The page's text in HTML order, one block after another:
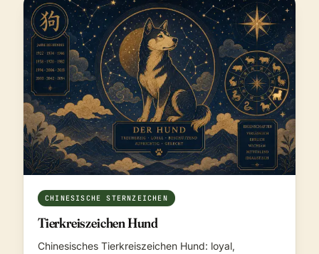
CHINESISCHE STERNZEICHEN
Tierkreiszeichen Hund
Chinesisches Tierkreiszeichen Hund: loyal,